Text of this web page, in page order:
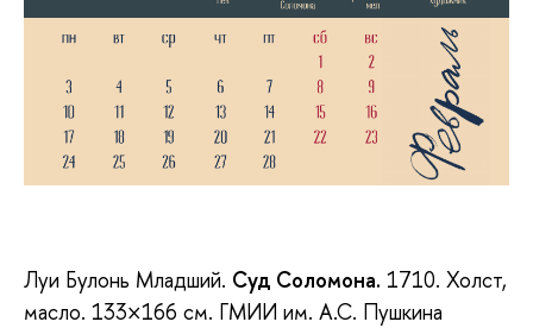
Луи Булонь Младший. Суд Соломона. 1710. Холст,
масло. 133×166 см. ГМИИ им. А.С. Пушкина